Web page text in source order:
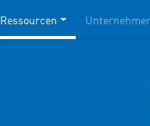
Ressourcen